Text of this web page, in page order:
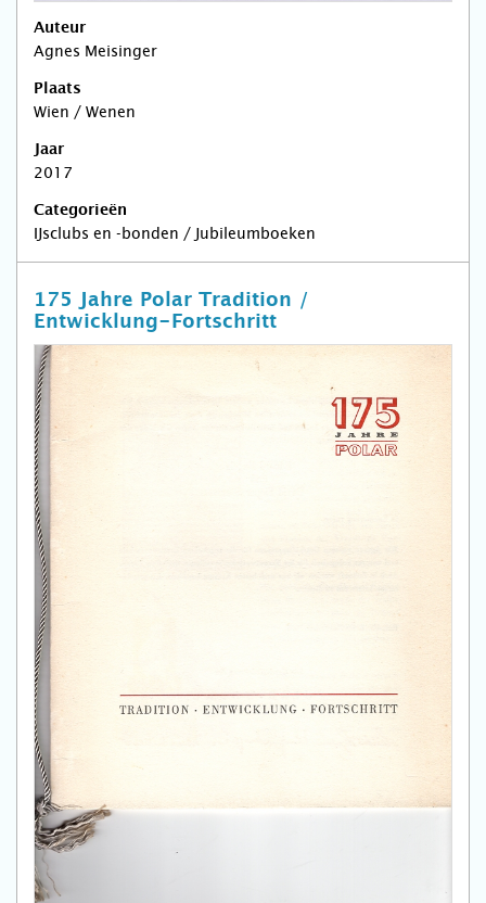
Auteur
Agnes Meisinger
Plaats
Wien / Wenen
Jaar
2017
Categorieën
IJsclubs en -bonden / Jubileumboeken
175 Jahre Polar Tradition /
Entwicklung-Fortschritt